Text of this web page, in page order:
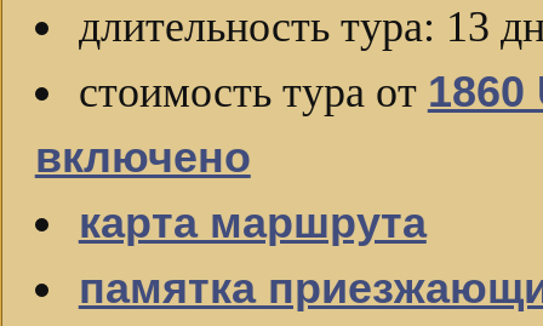
длительность тура: 13
стоимость тура от 1860
включено
карта маршрута
памятка